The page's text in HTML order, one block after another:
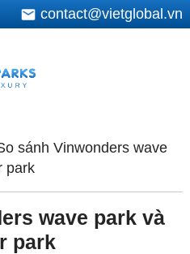
contact@vietglobal.vn
sánh Vinwonders wave
park
wave park và
park